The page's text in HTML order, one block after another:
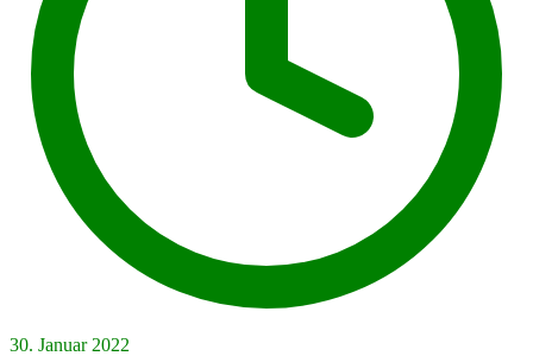
30. Januar 2022